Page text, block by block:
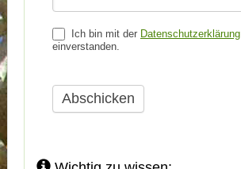
Ich bin mit der Datenschutzerklärung
einverstanden.
Abschicken